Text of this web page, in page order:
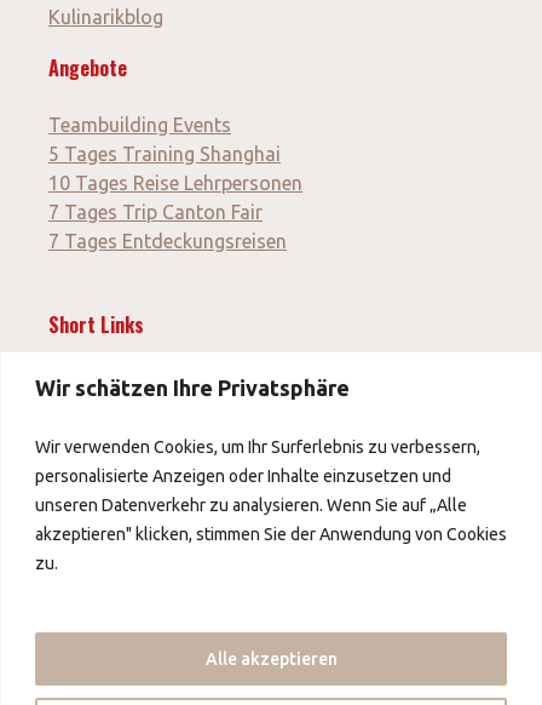
Wir schätzen Ihre Privatsphäre
Wir verwenden Cookies, um Ihr Surferlebnis zu verbessern,
personalisierte Anzeigen oder Inhalte einzusetzen und
unseren Datenverkehr zu analysieren. Wenn Sie auf „Alle
akzeptieren" klicken, stimmen Sie der Anwendung von Cookies
zu.
Alle akzeptieren
Kulinarikblog
Angebote
Teambuilding Events
5 Tages Training Shanghai
10 Tages Reise Lehrpersonen
7 Tages Trip Canton Fair
7 Tages Entdeckungsreisen
Short Links
News
Impressum
AGB
Datenschutz
Über uns
Partner